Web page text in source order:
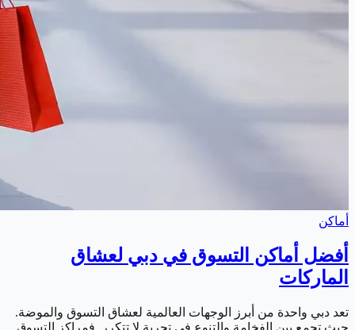
أماكن
أفضل أماكن التسوق في دبي لعشاق
الماركات
تعد دبي واحدة من أبرز الوجهات العالمية لعشاق التسوق والموضة.